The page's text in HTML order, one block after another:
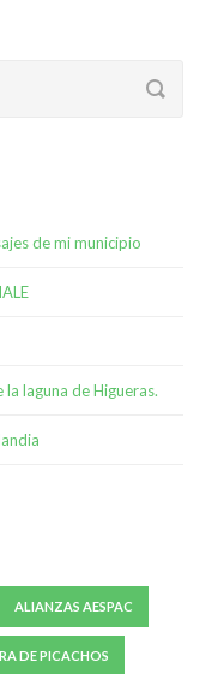
de mi municipio
laguna de Higueras.
ALIANZAS AESPAC
DE PICACHOS